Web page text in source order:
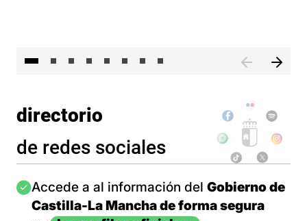
directorio
de redes sociales
Imagen
Accede a al información del Gobierno de
Castilla-La Mancha de forma segura